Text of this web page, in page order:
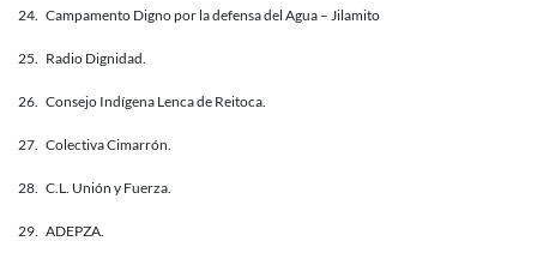
24. Campamento Digno por la defensa del Agua – Jilamito
25. Radio Dignidad.
26. Consejo Indígena Lenca de Reitoca.
27. Colectiva Cimarrón.
28. C.L. Unión y Fuerza.
29. ADEPZA.